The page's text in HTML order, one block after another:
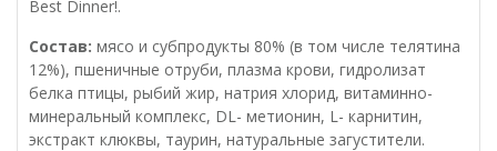
Best Dinner!.
Состав: мясо и субпродукты 80% (в том числе телятина
12%), пшеничные отруби, плазма крови, гидролизат
белка птицы, рыбий жир, натрия хлорид, витаминно-
минеральный комплекс, DL- метионин, L- карнитин,
экстракт клюквы, таурин, натуральные загустители.